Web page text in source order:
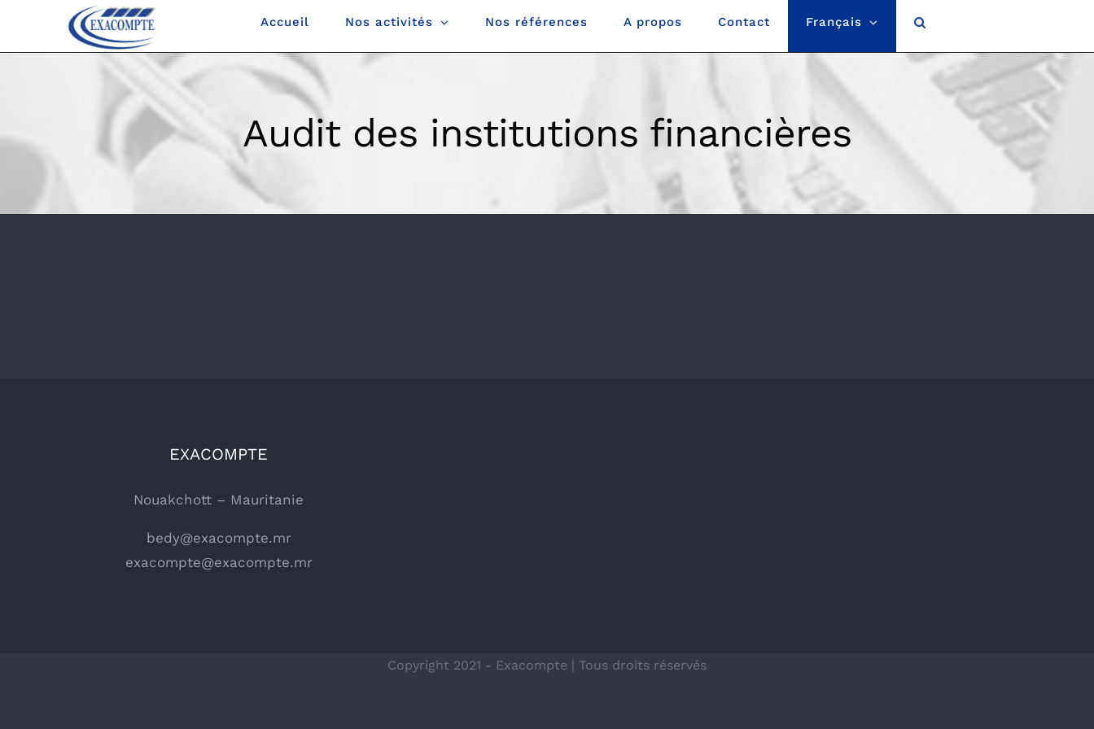
Accueil Nos activités Nos références A propos Contact Français
Audit des institutions financières
EXACOMPTE
Nouakchott – Mauritanie
bedy@exacompte.mr
exacompte@exacompte.mr
Copyright 2021 - Exacompte | Tous droits réservés